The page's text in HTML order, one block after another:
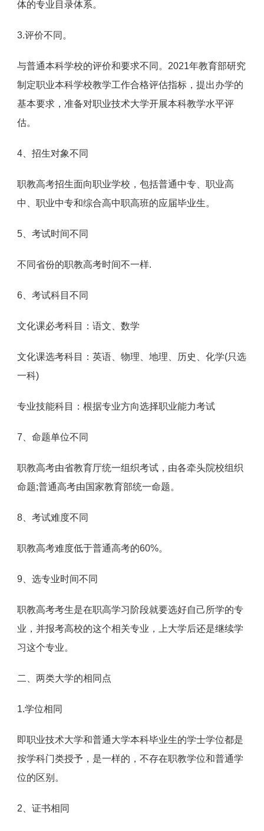
体的专业目录体系。
3.评价不同。
与普通本科学校的评价和要求不同。2021年教育部研究
制定职业本科学校教学工作合格评估指标，提出办学的
基本要求，准备对职业技术大学开展本科教学水平评
估。
4、招生对象不同
职教高考招生面向职业学校，包括普通中专、职业高
中、职业中专和综合高中职高班的应届毕业生。
5、考试时间不同
‍不同省份的职教高考时间不一样.
6、考试科目不同
文化课必考科目：语文、数学
文化课选考科目：英语、物理、地理、历史、化学(只选
一科)
专业技能科目：根据专业方向选择职业能力考试
7、命题单位不同
职教高考由省教育厅统一组织考试，由各牵头院校组织
命题;普通高考由国家教育部统一命题。
8、考试难度不同
职教高考难度低于普通高考的60%。
9、选专业时间不同
职教高考考生是在职高学习阶段就要选好自己所学的专
业，并报考高校的这个相关专业，上大学后还是继续学
习这个专业。
二、两类大学的相同点
1.学位相同
即职业技术大学和普通大学本科毕业生的学士学位都是
按学科门类授予，是一样的，不存在职教学位和普通学
位的区别。
2、证书相同